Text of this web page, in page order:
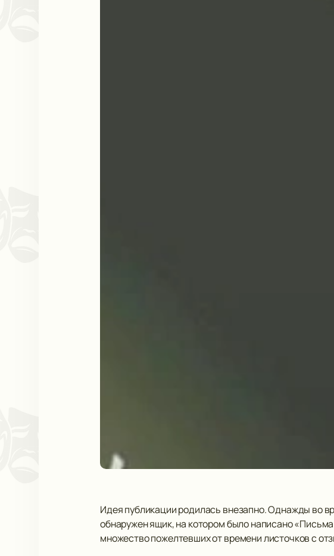
Идея публикации родилась внезапно. Однажды во
обнаружен ящик, на котором было написано
множество пожелтевших от времени листочков с